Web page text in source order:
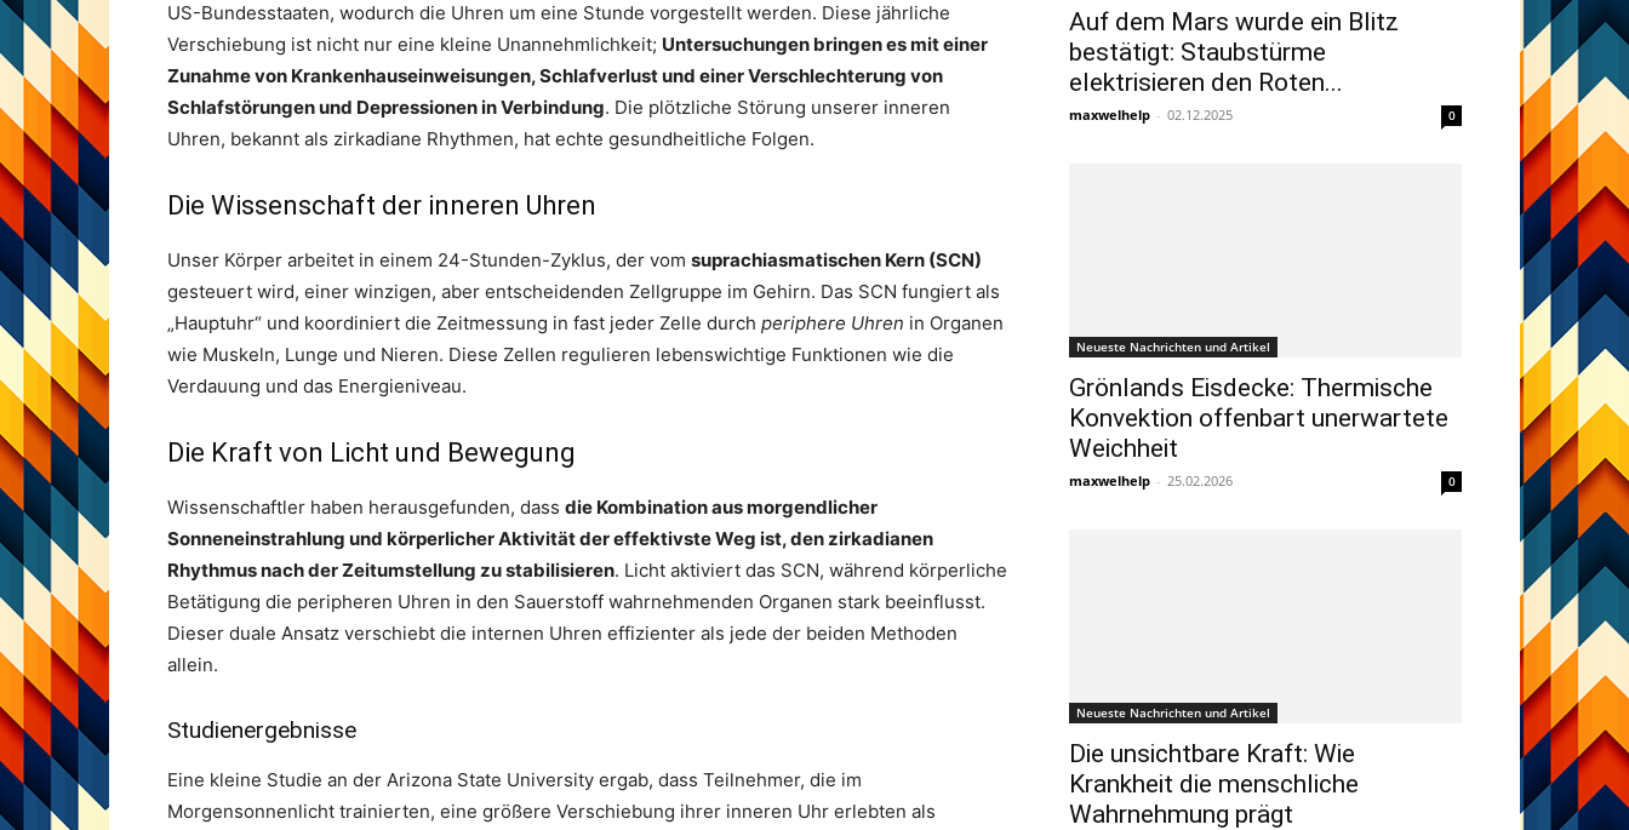
US-Bundesstaaten, wodurch die Uhren um eine Stunde vorgestellt werden. Diese jährliche
Verschiebung ist nicht nur eine kleine Unannehmlichkeit; Untersuchungen bringen es mit einer
Zunahme von Krankenhauseinweisungen, Schlafverlust und einer Verschlechterung von
Schlafstörungen und Depressionen in Verbindung. Die plötzliche Störung unserer inneren
Uhren, bekannt als zirkadiane Rhythmen, hat echte gesundheitliche Folgen.
Die Wissenschaft der inneren Uhren
Unser Körper arbeitet in einem 24-Stunden-Zyklus, der vom suprachiasmatischen Kern (SCN)
gesteuert wird, einer winzigen, aber entscheidenden Zellgruppe im Gehirn. Das SCN fungiert als
„Hauptuhr“ und koordiniert die Zeitmessung in fast jeder Zelle durch periphere Uhren in Organen
wie Muskeln, Lunge und Nieren. Diese Zellen regulieren lebenswichtige Funktionen wie die
Verdauung und das Energieniveau.
Die Kraft von Licht und Bewegung
Wissenschaftler haben herausgefunden, dass die Kombination aus morgendlicher
Sonneneinstrahlung und körperlicher Aktivität der effektivste Weg ist, den zirkadianen
Rhythmus nach der Zeitumstellung zu stabilisieren. Licht aktiviert das SCN, während körperliche
Betätigung die peripheren Uhren in den Sauerstoff wahrnehmenden Organen stark beeinflusst.
Dieser duale Ansatz verschiebt die internen Uhren effizienter als jede der beiden Methoden
allein.
Studienergebnisse
Eine kleine Studie an der Arizona State University ergab, dass Teilnehmer, die im
Morgensonnenlicht trainierten, eine größere Verschiebung ihrer inneren Uhr erlebten als
Auf dem Mars wurde ein Blitz
bestätigt: Staubstürme
elektrisieren den Roten...
maxwelhelp - 02.12.2025 0
Neueste Nachrichten und Artikel
Grönlands Eisdecke: Thermische
Konvektion offenbart unerwartete
Weichheit
maxwelhelp - 25.02.2026 0
Neueste Nachrichten und Artikel
Die unsichtbare Kraft: Wie
Krankheit die menschliche
Wahrnehmung prägt